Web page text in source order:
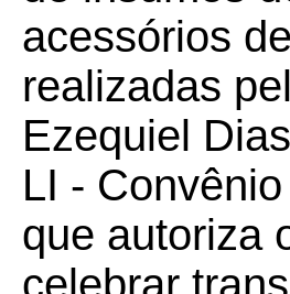
acessórios
realizadas
Ezequiel
LI -
que autoriza
celebrar